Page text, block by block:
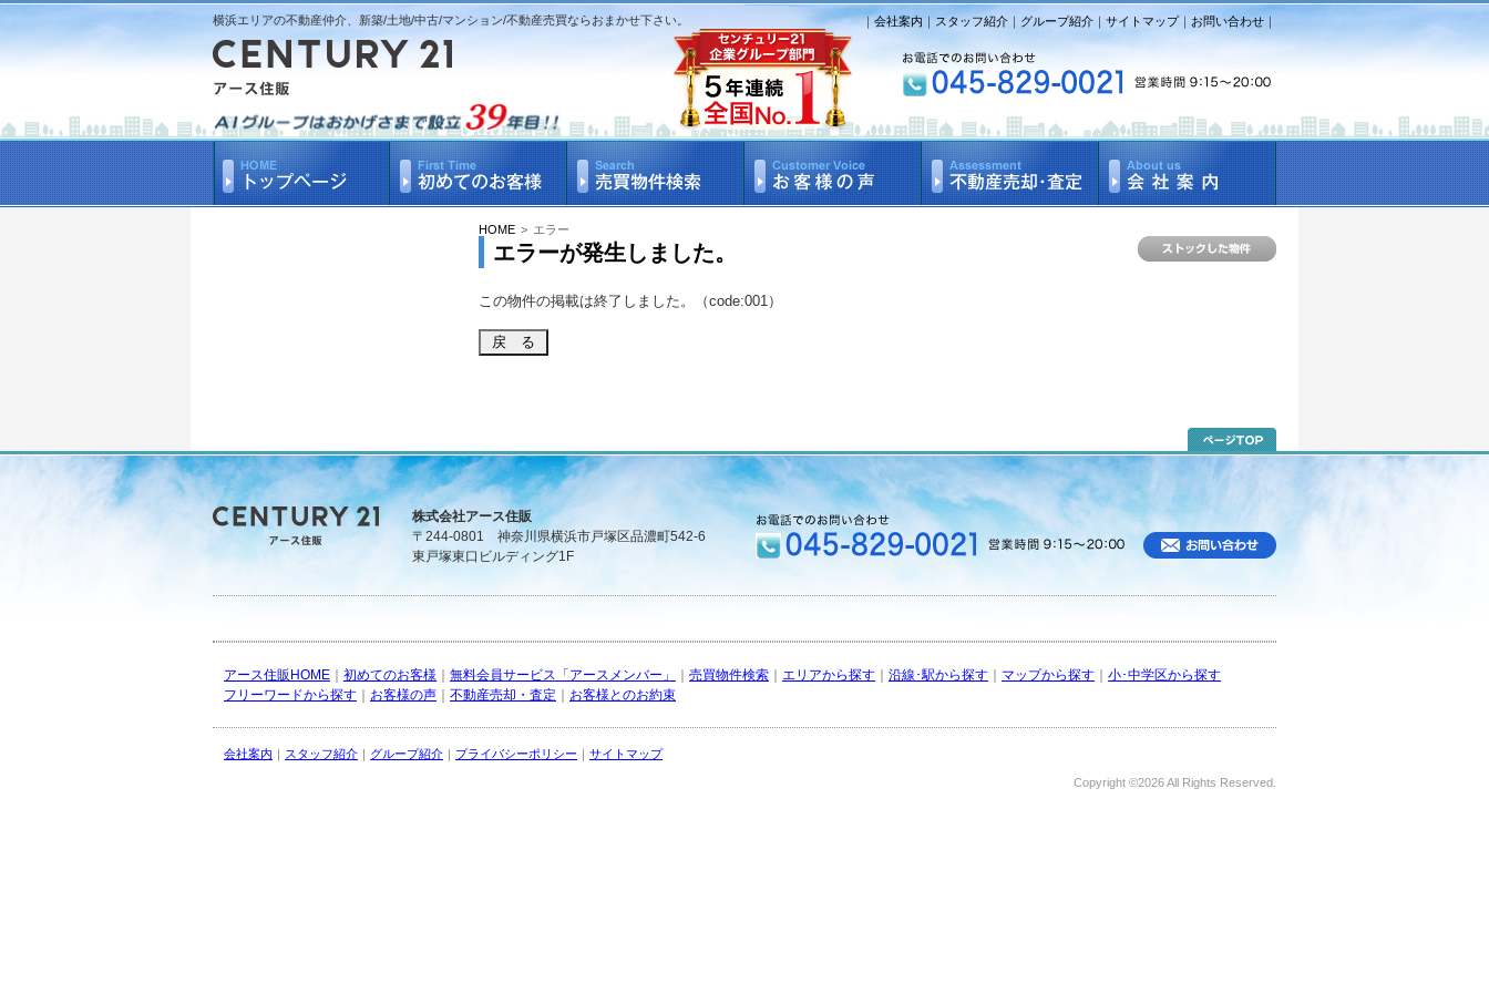
横浜エリアの不動産仲介、新築/土地/中古/マンション/不動産売買ならおまかせ下さい。 ｜会社案内 ｜スタッフ紹介 ｜ グループ紹介 ｜ サイトマップ｜ お問い合わせ ｜
HOME > エラー
エラーが発生しました。
この物件の掲載は終了しました。（code:001）
株式会社アース住販
〒244-0801 神奈川県横浜市戸塚区品濃町542-6
東戸塚東口ビルディング1F
アース住販HOME 初めてのお客様 無料会員サービス「アースメンバー」 売買物件検索 エリアから探す 沿線･駅から探す マップから探す
小･中学区から探す
フリーワードから探す
お客様の声 不動産売却・査定 お客様とのお約束
会社案内 ｜ スタッフ紹介 ｜ グループ紹介 ｜ プライバシーポリシー ｜ サイトマップ
Copyright ©2026 All Rights Reserved.